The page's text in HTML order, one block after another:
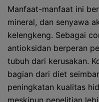
Manfaat-manfaat ini
mineral, dan senyawa
kelengkeng. Sebagai
antioksidan berperan
tubuh dari kerusakan.
bagian dari diet
peningkatan kualitas
meskipun penelitian